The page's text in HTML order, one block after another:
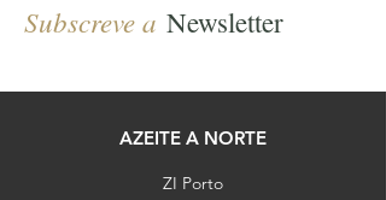
Subscreve a Newsletter
AZEITE A NORTE
ZI Porto